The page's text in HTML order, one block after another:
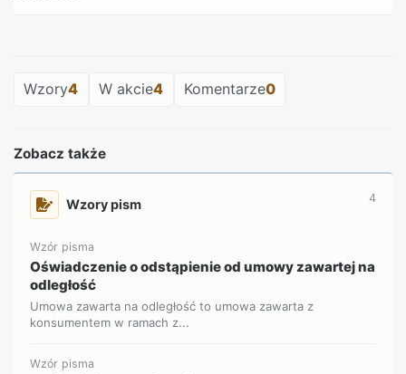
Wzory4 W akcie4 Komentarze0
Zobacz także
Wzory pism 4
Wzór pisma
Oświadczenie o odstąpienie od umowy zawartej na
odległość
Umowa zawarta na odległość to umowa zawarta z
konsumentem w ramach z...
Wzór pisma